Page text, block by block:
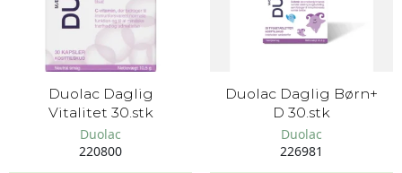
Duolac Daglig
Vitalitet 30.stk
Duolac
220800
Duolac Daglig Børn+
D 30.stk
Duolac
226981